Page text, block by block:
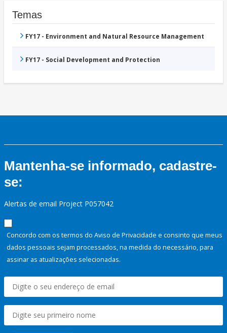
Temas
FY17 - Environment and Natural Resource Management
FY17 - Social Development and Protection
Mantenha-se informado, cadastre-
se:
Alertas de email Project P057042
Concordo com os termos do Aviso de Privacidade e consinto que meus
dados pessoais sejam processados, na medida do necessário, para
assinar as atualizações selecionadas.